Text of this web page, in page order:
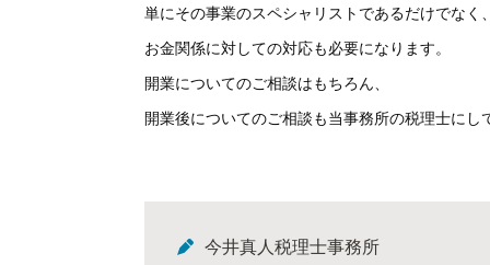
単にその事業のスペシャリストであるだけでなく、
お金関係に対しての対応も必要になります。
開業についてのご相談はもちろん、
開業後についてのご相談も当事務所の税理士にし
今井真人税理士事務所